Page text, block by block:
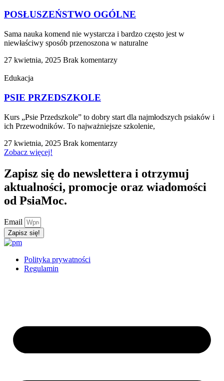
POSŁUSZEŃSTWO OGÓLNE
Sama nauka komend nie wystarcza i bardzo często jest w
niewłaściwy sposób przenoszona w naturalne
27 kwietnia, 2025 Brak komentarzy
Edukacja
PSIE PRZEDSZKOLE
Kurs „Psie Przedszkole” to dobry start dla najmłodszych psiaków i
ich Przewodników. To najważniejsze szkolenie,
27 kwietnia, 2025 Brak komentarzy
Zobacz więcej!
Zapisz się do newslettera i otrzymuj
aktualności, promocje oraz wiadomości
od PsiaMoc.
Email
Zapisz się!
Polityka prywatności
Regulamin